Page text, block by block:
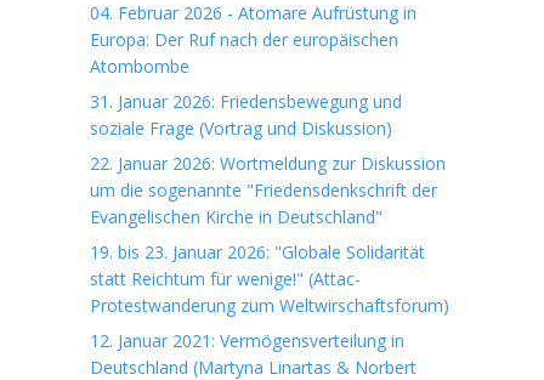
04. Februar 2026 - Atomare Aufrüstung in
Europa: Der Ruf nach der europäischen
Atombombe
31. Januar 2026: Friedensbewegung und
soziale Frage (Vortrag und Diskussion)
22. Januar 2026: Wortmeldung zur Diskussion
um die sogenannte "Friedensdenkschrift der
Evangelischen Kirche in Deutschland"
19. bis 23. Januar 2026: "Globale Solidarität
statt Reichtum für wenige!" (Attac-
Protestwanderung zum Weltwirschaftsforum)
12. Januar 2021: Vermögensverteilung in
Deutschland (Martyna Linartas & Norbert